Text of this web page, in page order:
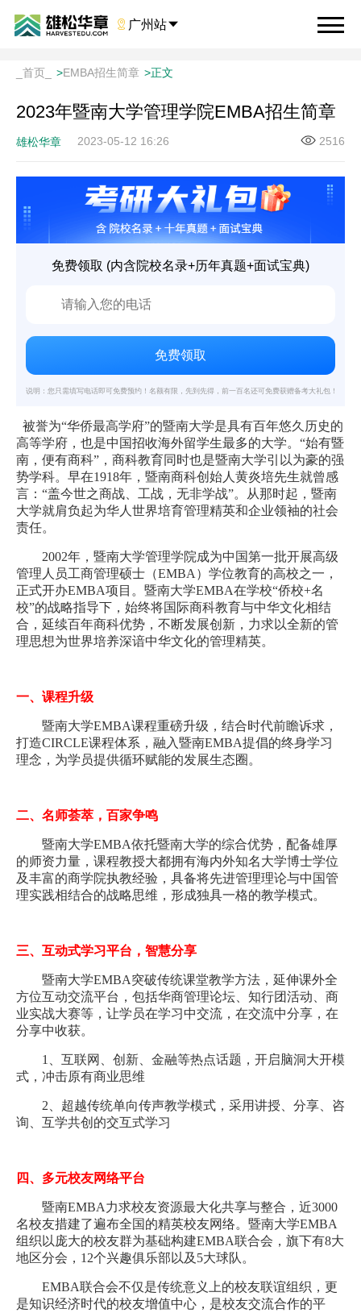
 广州站
_首页_ >EMBA招生简章 >正文
2023年暨南大学管理学院EMBA招生简章
雄松华章 2023-05-12 16:26 2516
免费领取 (内含院校名录+历年真题+面试宝典)
说明：您只需填写电话即可免费预约！名额有限，先到先得，前一百名还可免费获赠备考大礼包！
被誉为“华侨最高学府”的暨南大学是具有百年悠久历史的
高等学府，也是中国招收海外留学生最多的大学。“始有暨
南，便有商科”，商科教育同时也是暨南大学引以为豪的强
势学科。早在1918年，暨南商科创始人黄炎培先生就曾感
言：“盖今世之商战、工战，无非学战”。从那时起，暨南
大学就肩负起为华人世界培育管理精英和企业领袖的社会
责任。
2002年，暨南大学管理学院成为中国第一批开展高级
管理人员工商管理硕士（EMBA）学位教育的高校之一，
正式开办EMBA项目。暨南大学EMBA在学校“侨校+名
校”的战略指导下，始终将国际商科教育与中华文化相结
合，延续百年商科优势，不断发展创新，力求以全新的管
理思想为世界培养深谙中华文化的管理精英。
一、课程升级
暨南大学EMBA课程重磅升级，结合时代前瞻诉求，
打造CIRCLE课程体系，融入暨南EMBA提倡的终身学习
理念，为学员提供循环赋能的发展生态圈。
二、名师荟萃，百家争鸣
暨南大学EMBA依托暨南大学的综合优势，配备雄厚
的师资力量，课程教授大都拥有海内外知名大学博士学位
及丰富的商学院执教经验，具备将先进管理理论与中国管
理实践相结合的战略思维，形成独具一格的教学模式。
三、互动式学习平台，智慧分享
暨南大学EMBA突破传统课堂教学方法，延伸课外全
方位互动交流平台，包括华商管理论坛、知行团活动、商
业实战大赛等，让学员在学习中交流，在交流中分享，在
分享中收获。
1、互联网、创新、金融等热点话题，开启脑洞大开模
式，冲击原有商业思维
2、超越传统单向传声教学模式，采用讲授、分享、咨
询、互学共创的交互式学习
四、多元校友网络平台
暨南EMBA力求校友资源最大化共享与整合，近3000
名校友措建了遍布全国的精英校友网络。暨南大学EMBA
组织以庞大的校友群为基础构建EMBA联合会，旗下有8大
地区分会，12个兴趣俱乐部以及5大球队。
EMBA联合会不仅是传统意义上的校友联谊组织，更
是知识经济时代的校友增值中心，是校友交流合作的平